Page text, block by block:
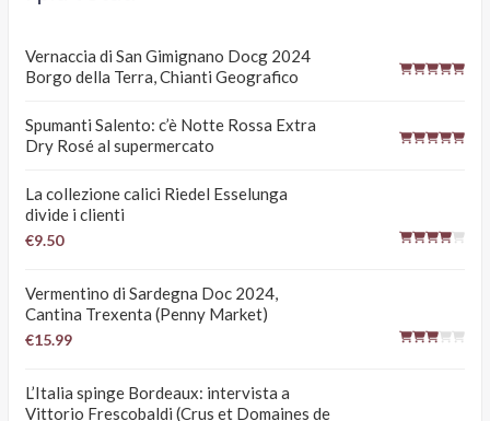
Vernaccia di San Gimignano Docg 2024
Borgo della Terra, Chianti Geografico
Spumanti Salento: c’è Notte Rossa Extra
Dry Rosé al supermercato
La collezione calici Riedel Esselunga
divide i clienti
€9.50
Vermentino di Sardegna Doc 2024,
Cantina Trexenta (Penny Market)
€15.99
L’Italia spinge Bordeaux: intervista a
Vittorio Frescobaldi (Crus et Domaines de